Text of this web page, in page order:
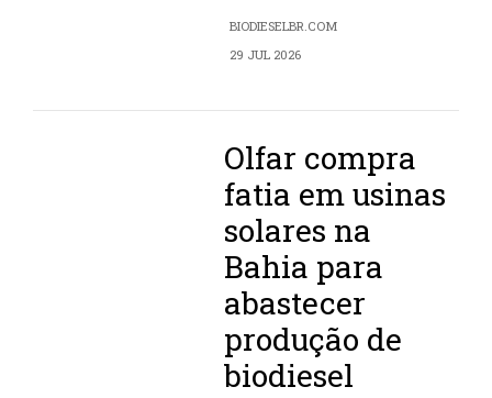
BIODIESELBR.COM
29 JUL 2026
Olfar compra
fatia em usinas
solares na
Bahia para
abastecer
produção de
biodiesel